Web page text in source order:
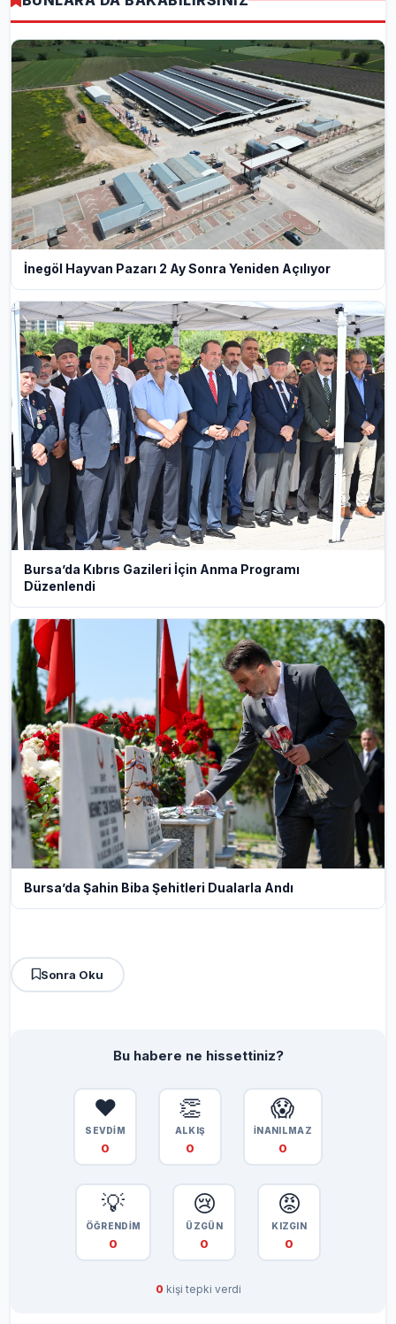
İnegöl Hayvan Pazarı 2 Ay Sonra Yeniden Açılıyor
Bursa’da Kıbrıs Gazileri İçin Anma Programı
Düzenlendi
Bursa’da Şahin Biba Şehitleri Dualarla Andı
Sonra Oku
Bu habere ne hissettiniz?
❤️
SEVDİM
0
👏
ALKIŞ
0
😱
İNANILMAZ
0
💡
ÖĞRENDİM
0
😢
ÜZGÜN
0
😡
KIZGIN
0
0 kişi tepki verdi